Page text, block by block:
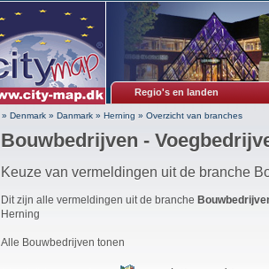
Regio's en landen
» Denmark» Danmark» Herning » Overzicht van branches
Bouwbedrijven -
Keuze van vermeldingen uit de branche
Dit zijn alle vermeldingen uit de branche
Herning
Alle Bouwbedrijven tonen